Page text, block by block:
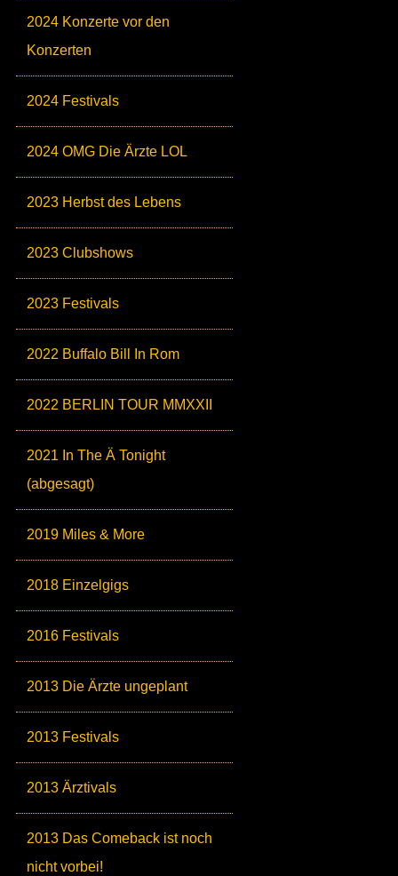
2024 Konzerte vor den
Konzerten
2024 Festivals
2024 OMG Die Ärzte LOL
2023 Herbst des Lebens
2023 Clubshows
2023 Festivals
2022 Buffalo Bill In Rom
2022 BERLIN TOUR MMXXII
2021 In The Ä Tonight
(abgesagt)
2019 Miles & More
2018 Einzelgigs
2016 Festivals
2013 Die Ärzte ungeplant
2013 Festivals
2013 Ärztivals
2013 Das Comeback ist noch
nicht vorbei!